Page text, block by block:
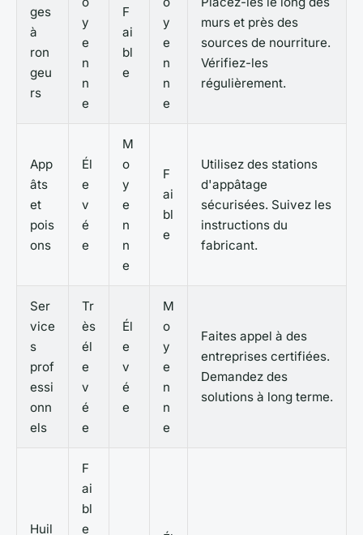
ges
à
ron
geu
rs
y
e
n
n
e
F
ai
bl
e
y
e
n
n
e
murs et près des
sources de nourriture.
Vérifiez-les
régulièrement.
App
âts
et
pois
ons
Él
e
v
é
e
M
o
y
e
n
n
e
F
ai
bl
e
Utilisez des stations
d'appâtage
sécurisées. Suivez les
instructions du
fabricant.
Ser
vice
s
prof
essi
onn
els
Tr
ès
él
e
v
é
e
Él
e
v
é
e
M
o
y
e
n
n
e
Faites appel à des
entreprises certifiées.
Demandez des
solutions à long terme.
Huil
F
ai
bl
e